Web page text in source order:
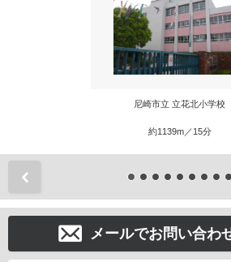
尼崎市立 立花北小学校
約1139m／15分
メールでお問い合わ